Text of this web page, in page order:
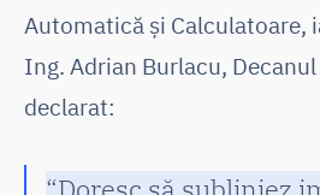
Automatică și Calculatoare,
Ing. Adrian Burlacu,
declarat:
“Doresc să subliniez